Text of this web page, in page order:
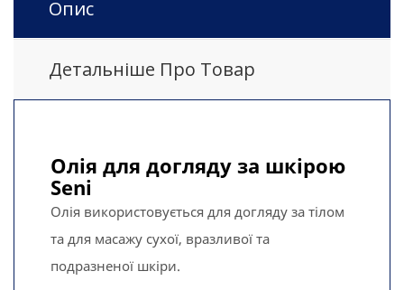
Опис
Детальніше Про Товар
Олія для догляду за шкірою
Seni
Олія використовується для догляду за тілом
та для масажу сухої, вразливої та
подразненої шкіри.